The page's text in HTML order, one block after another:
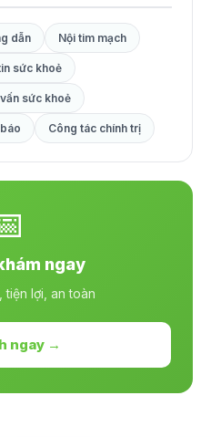
dẫn Nội tim mạch
sức khoẻ
sức khoẻ
Công tác chính trị
ngay
tiện lợi, an toàn
ngay →